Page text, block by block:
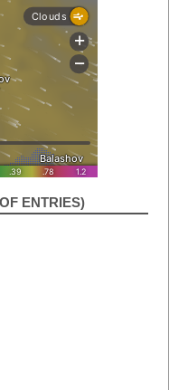
ENTRIES)